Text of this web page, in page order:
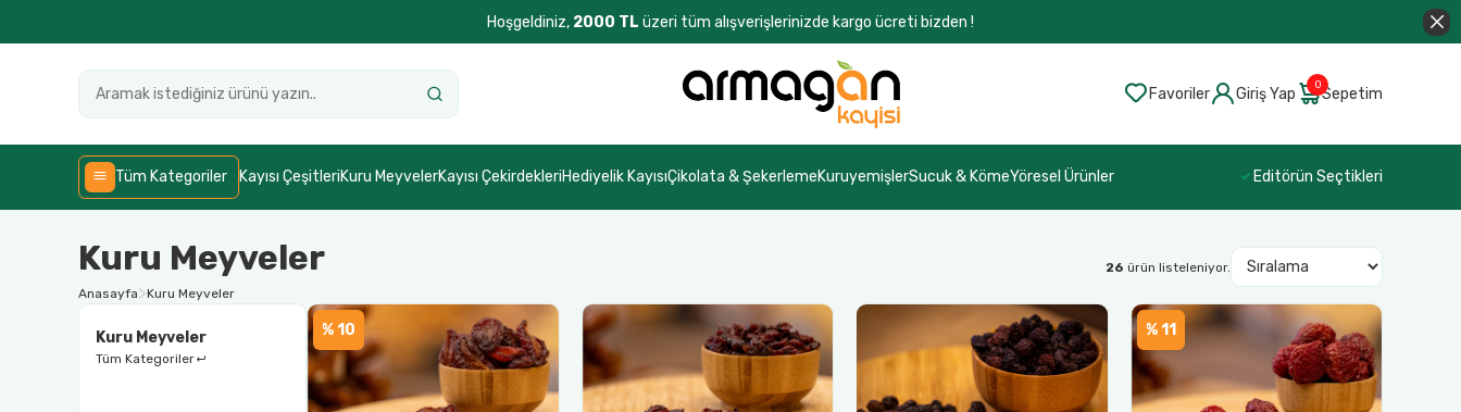
Hoşgeldiniz, 2000 TL üzeri tüm alışverişlerinizde kargo ücreti bizden !
Favoriler Giriş Yap 0Sepetim
Tüm Kategoriler Kayısı ÇeşitleriKuru MeyvelerKayısı ÇekirdekleriHediyelik KayısıÇikolata & ŞekerlemeKuruyemişlerSucuk & KömeYöresel Ürünler Editörün Seçtikleri
Kuru Meyveler
Anasayfa Kuru Meyveler
26 ürün listeleniyor.
Kuru Meyveler
Tüm Kategoriler
% 10 % 11